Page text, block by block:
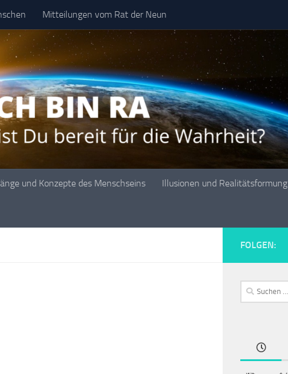
Mitteilungen vom Rat der Neun
und Konzepte des Menschseins Illusionen und Realitätsformung
FOLGEN:
Suchen
nach: